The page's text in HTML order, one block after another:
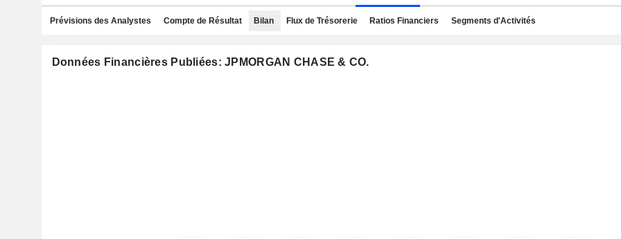
Prévisions des Analystes Compte de Résultat Bilan Flux de Trésorerie Ratios Financiers Segments d'Activités
Données Financières Publiées: JPMORGAN CHASE & CO.